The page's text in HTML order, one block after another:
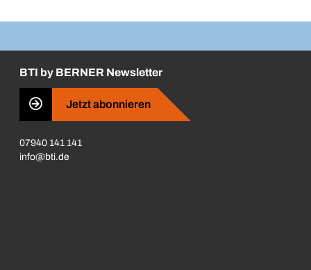
BTI by BERNER Newsletter
Jetzt abonnieren
07940 141 141
info@bti.de